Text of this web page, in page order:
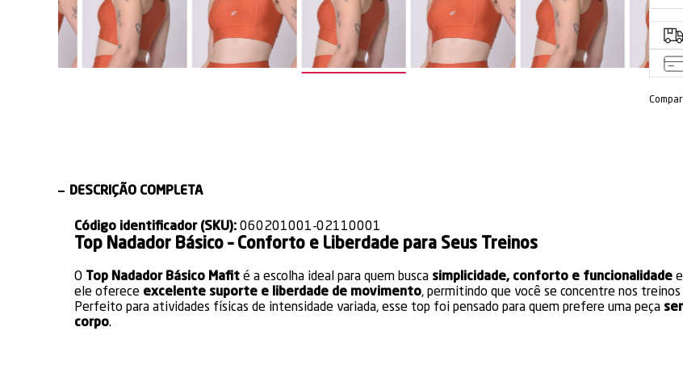
DESCRIÇÃO COMPLETA
Código identificador (SKU): 060201001-02110001
Top Nadador Básico – Conforto e Liberdade para Seus Treinos
O Top Nadador Básico Mafit é a escolha ideal para quem busca simplicidade, conforto e funcionalidade
ele oferece excelente suporte e liberdade de movimento, permitindo que você se concentre nos
Perfeito para atividades físicas de intensidade variada, esse top foi pensado para quem prefere uma peça
corpo.